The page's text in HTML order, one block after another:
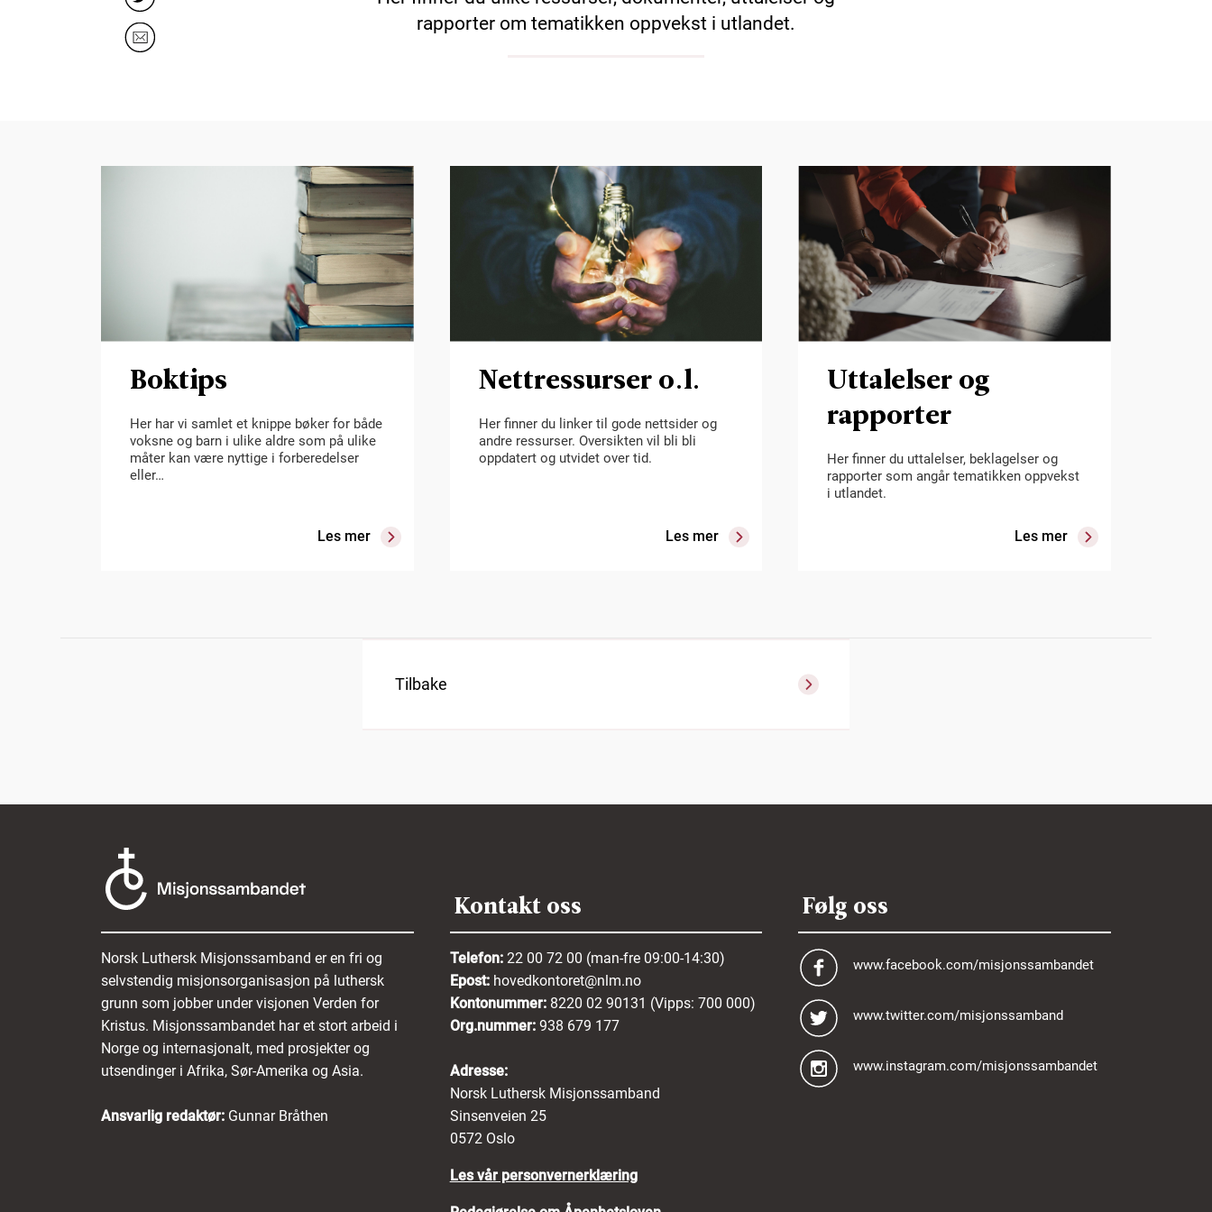
rapporter om tematikken oppvekst i utlandet.
Boktips
Her har vi samlet et knippe bøker for både
voksne og barn i ulike aldre som på ulike
måter kan være nyttige i forberedelser
eller…
Les mer
Nettressurser o.l.
Her finner du linker til gode nettsider og
andre ressurser. Oversikten vil bli bli
oppdatert og utvidet over tid.
Les mer
Uttalelser og
rapporter
Her finner du uttalelser, beklagelser og
rapporter som angår tematikken oppvekst
i utlandet.
Les mer
Tilbake
Norsk Luthersk Misjonssamband er en fri og
selvstendig misjonsorganisasjon på luthersk
grunn som jobber under visjonen Verden for
Kristus. Misjonssambandet har et stort arbeid i
Norge og internasjonalt, med prosjekter og
utsendinger i Afrika, Sør-Amerika og Asia.
Ansvarlig redaktør: Gunnar Bråthen
Kontakt oss
Telefon: 22 00 72 00 (man-fre 09:00-14:30)
Epost: hovedkontoret@nlm.no
Kontonummer: 8220 02 90131 (Vipps: 700 000)
Org.nummer: 938 679 177
Adresse:
Norsk Luthersk Misjonssamband
Sinsenveien 25
0572 Oslo
Les vår personvernerklæring
Følg oss
www.facebook.com/misjonssambandet
www.twitter.com/misjonssamband
www.instagram.com/misjonssambandet